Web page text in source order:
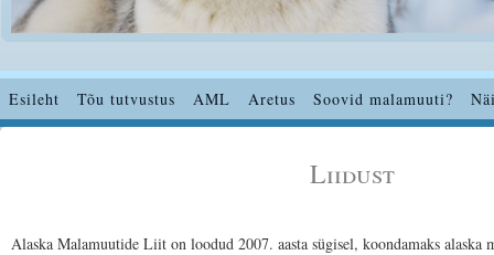
Esileht Tõu tutvustus AML Aretus Soovid malamuuti?
Liidust
Alaska Malamuutide Liit on loodud 2007. aasta sügisel, koondamaks alaska